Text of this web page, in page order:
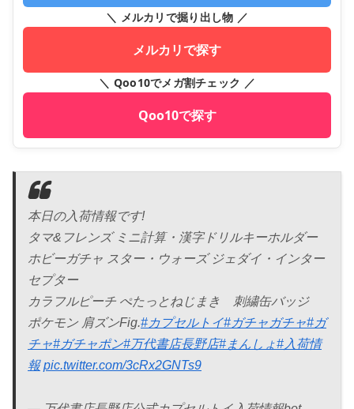
＼ メルカリで掘り出し物 ／
メルカリで探す
＼ Qoo10でメガ割チェック ／
Qoo10で探す
本日の入荷情報です!
タマ&フレンズ ミニ計算・漢字ドリルキーホルダー
ホビーガチャ スター・ウォーズ ジェダイ・インター
セプター
カラフルピーチ ぺたっとねじまき 刺繍缶バッジ
ポケモン 肩ズンFig.#カプセルトイ#ガチャガチャ#ガ
チャ#ガチャポン#万代書店長野店#まんしょ#入荷情
報 pic.twitter.com/3cRx2GNTs9